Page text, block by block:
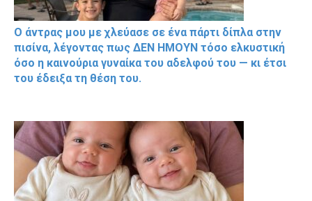
Ο άντρας μου με χλεύασε σε ένα πάρτι δίπλα στην
πισίνα, λέγοντας πως ΔΕΝ ΗΜΟΥΝ τόσο ελκυστική
όσο η καινούρια γυναίκα του αδελφού του — κι έτσι
του έδειξα τη θέση του.